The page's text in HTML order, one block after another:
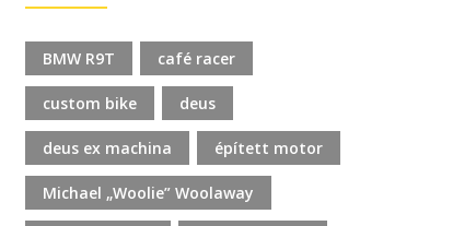
BMW R9T café racer
custom bike deus
deus ex machina épített motor
Michael „Woolie” Woolaway